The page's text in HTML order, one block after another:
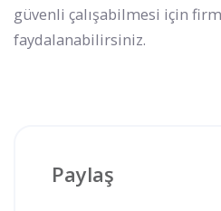
güvenli çalışabilmesi için
faydalanabilirsiniz.
Paylaş